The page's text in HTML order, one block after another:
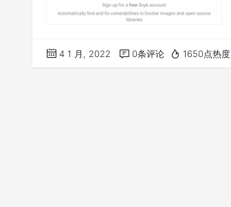
4 1 月, 2022 0条评论 1650点热度